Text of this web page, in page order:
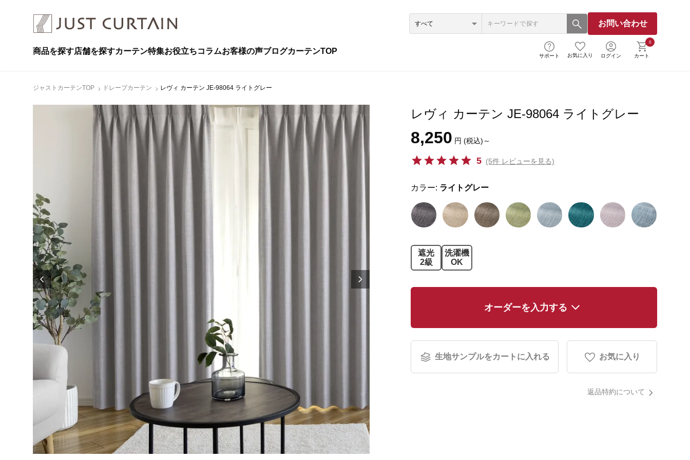
お問い合わせ
商品を探す店舗を探すカーテン特集お役立ちコラムお客様の声ブログカーテンTOP
サポート お気に入り ログイン
0
カート
ジャストカーテンTOP ドレープカーテン レヴィ カーテン JE-98064 ライトグレー
レヴィ カーテン JE-98064 ライトグレー
8,250 円 (税込)～
5 (5件 レビューを見る)
カラー: ライトグレー
遮光
2級
洗濯機
OK
オーダーを入力する
生地サンプルをカートに入れる お気に入り
返品特約について